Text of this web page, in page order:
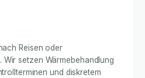
Reisen oder
setzen Wärmebehandlung
und diskretem